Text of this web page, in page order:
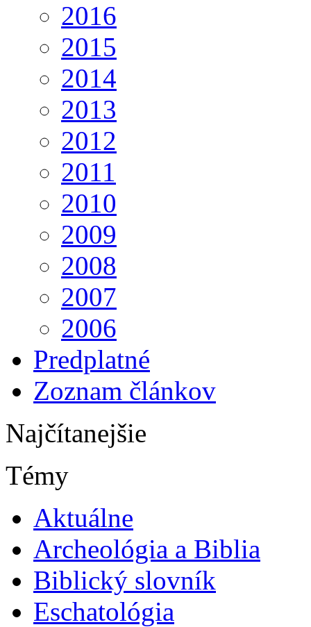
2016
2015
2014
2013
2012
2011
2010
2009
2008
2007
2006
Predplatné
Zoznam článkov
Najčítanejšie
Témy
Aktuálne
Archeológia a Biblia
Biblický slovník
Eschatológia